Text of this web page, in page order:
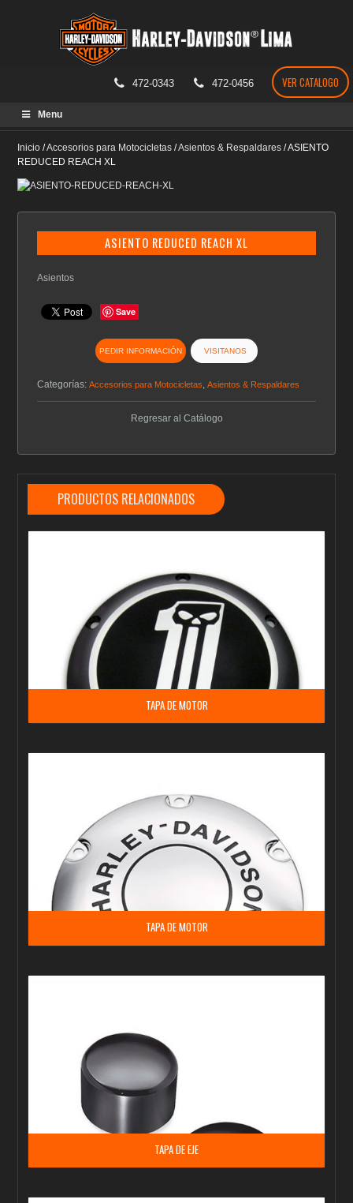
472-0343 472-0456 VER CATALOGO
Menu
Inicio /Accesorios para Motocicletas /Asientos & Respaldares /ASIENTO
REDUCED REACH XL
ASIENTO REDUCED REACH XL
Asientos
Save
PEDIR INFORMACIÓN VISITANOS
Categorías:Accesorios para Motocicletas ,Asientos & Respaldares
Regresar al Catálogo
PRODUCTOS RELACIONADOS
TAPA DE MOTOR
TAPA DE MOTOR
TAPA DE EJE